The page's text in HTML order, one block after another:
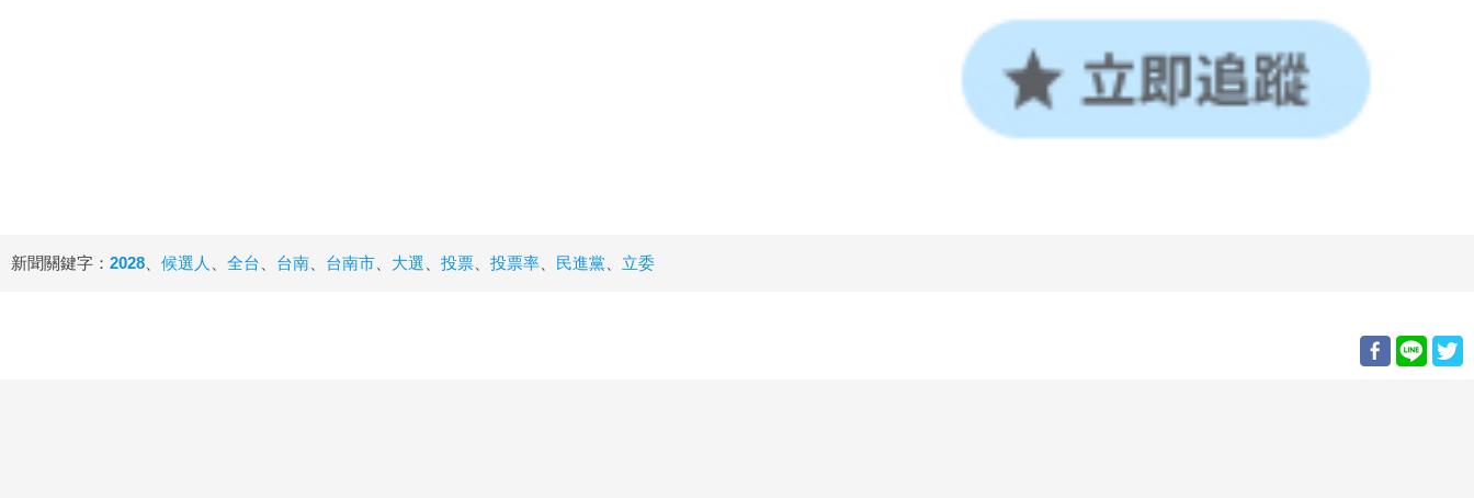
新聞關鍵字： 2028、 候選人 、 全台、 台南、 台南市、 大選、 投票、 投票率、 民進黨、 立委